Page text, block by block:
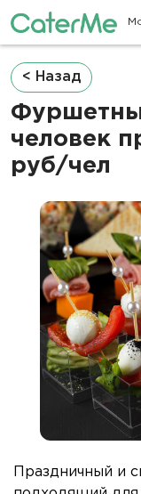
Строка
навигации
< Назад
человек
руб/чел
Праздничный и